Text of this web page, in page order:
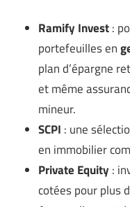
Ramify Invest:
portefeuilles en
plan d’épargne
et même
mineur.
SCPI : une
en immobilier
Private Equity :
cotées pour plus